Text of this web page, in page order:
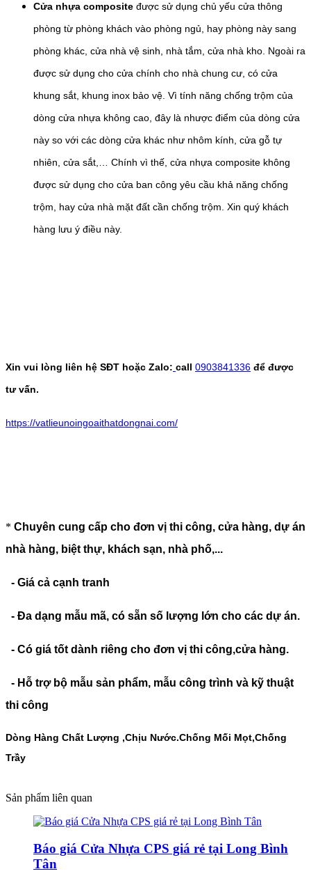
Cửa nhựa composite được sử dụng chủ yếu cửa thông
phòng từ phòng khách vào phòng ngủ, hay phòng này sang
phòng khác, cửa nhà vệ sinh, nhà tắm, cửa nhà kho. Ngoài ra
được sử dụng cho cửa chính cho nhà chung cư, có cửa
khung sắt, khung inox bảo vệ. Vì tính năng chống trộm của
dòng cửa nhựa không cao, đây là nhược điểm của dòng cửa
này so với các dòng cửa khác như nhôm kính, cửa gỗ tự
nhiên, cửa sắt,… Chính vì thế, cửa nhựa composite không
được sử dụng cho cửa ban công yêu cầu khả năng chống
trộm, hay cửa nhà mặt đất cần chống trộm. Xin quý khách
hàng lưu ý điều này.
Xin vui lòng liên hệ SĐT hoặc Zalo: call 0903841336 để được
tư vấn.
https://vatlieunoingoaithatdongnai.com/
* Chuyên cung cấp cho đơn vị thi công, cửa hàng, dự án
nhà hàng, biệt thự, khách sạn, nhà phố,...
- Giá cả cạnh tranh
- Đa dạng mẫu mã, có sẵn số lượng lớn cho các dự án.
- Có giá tốt dành riêng cho đơn vị thi công,cửa hàng.
- Hỗ trợ bộ mẫu sản phẩm, mẫu công trình và kỹ thuật
thi công
Dòng Hàng Chất Lượng ,Chịu Nước.Chống Mối Mọt,Chống
Trầy
Sản phẩm liên quan
Báo giá Cửa Nhựa CPS giá rẻ tại Long Bình
Tân